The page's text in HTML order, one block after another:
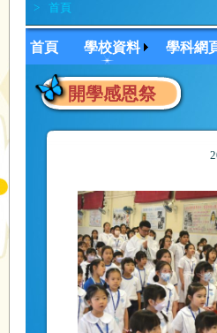
> 首頁
首頁 學校資料 學科網
開學感恩祭